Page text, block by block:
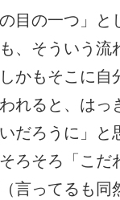
目の一つ」と
、そういう流
かもそこに自
れると、はっ
だろうに」と
ろそろ「こだ
言ってるも同